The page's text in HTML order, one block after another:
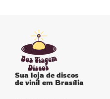
Sua loja de discos
de vinil em Brasília